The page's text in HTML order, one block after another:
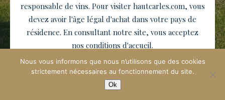
responsable de vins. Pour visiter hautcarles.com, vous
devez avoir l'âge légal d'achat dans votre pays de
résidence. En consultant notre site, vous acceptez
nos conditions d'accueil.
Nous vous informons que nous n’utilisons que des cookies
strictement nécessaires au fonctionnement du site.
Ok